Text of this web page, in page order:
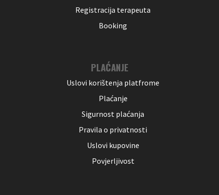
Registracija terapeuta
Booking
PLAĆANJE
Uslovi korištenja platfrome
Plaćanje
Sigurnost plaćanja
Pravila o privatnosti
Uslovi kupovine
Povjerljivost